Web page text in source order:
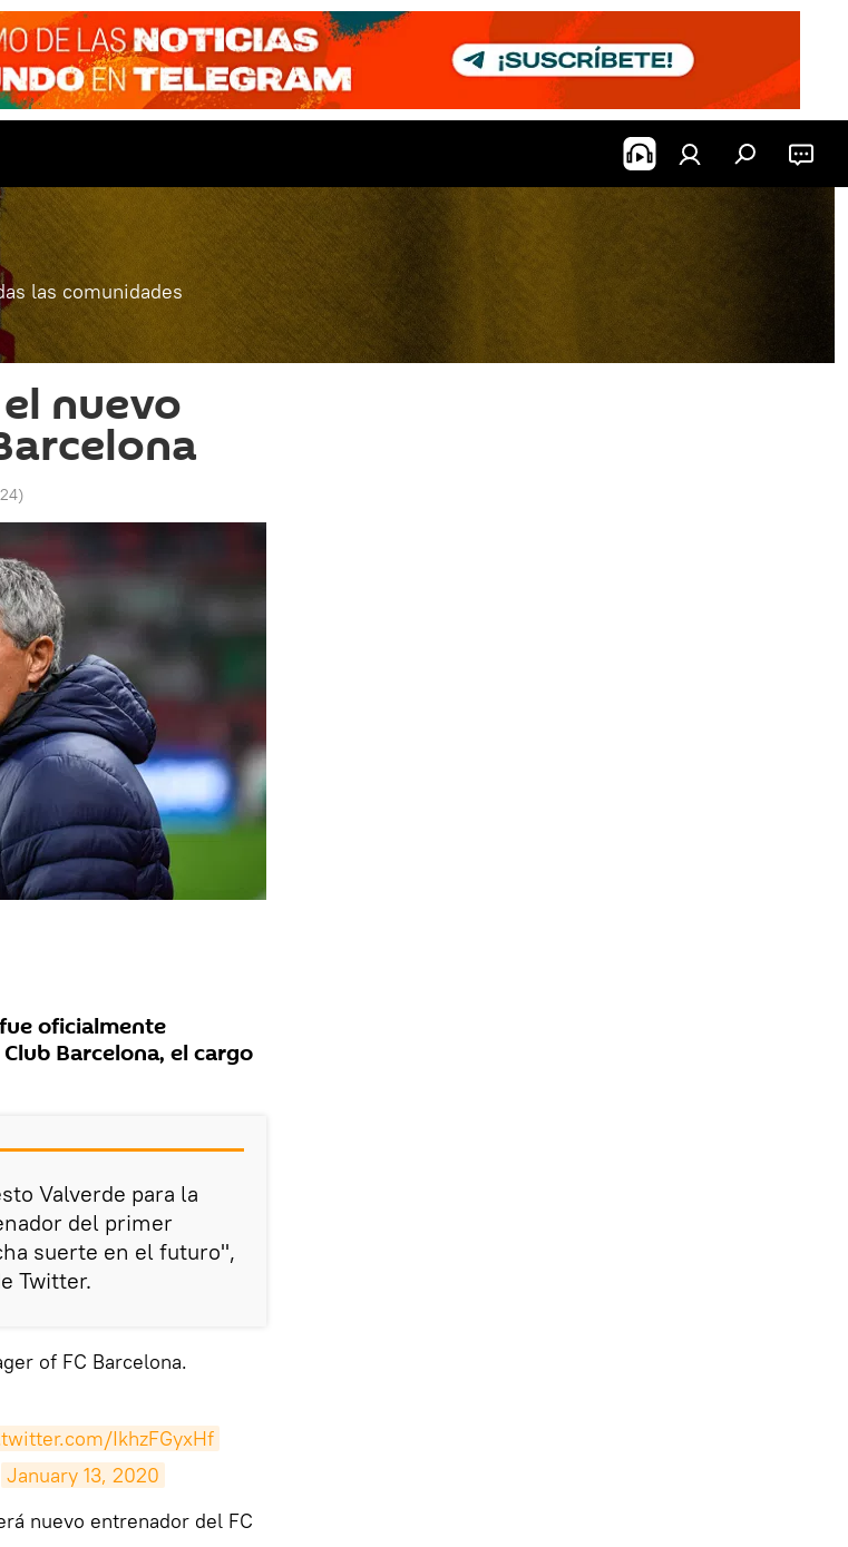
las comunidades
nuevo
)
oficialmente
Barcelona, el cargo
Valverde para la
del primer
suerte en el futuro",
Twitter.
of FC Barcelona.
IkhzFGyxHf
January 13, 2020
nuevo entrenador del FC